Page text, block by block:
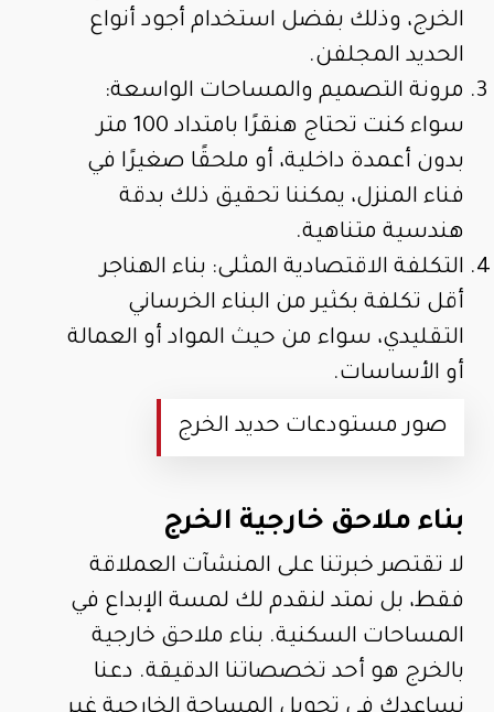
الخرج، وذلك بفضل استخدام أجود أنواع
الحديد المجلفن.
مرونة التصميم والمساحات الواسعة:
سواء كنت تحتاج هنقرًا بامتداد 100 متر
بدون أعمدة داخلية، أو ملحقًا صغيرًا في
فناء المنزل، يمكننا تحقيق ذلك بدقة
هندسية متناهية.
التكلفة الاقتصادية المثلى: بناء الهناجر
أقل تكلفة بكثير من البناء الخرساني
التقليدي، سواء من حيث المواد أو العمالة
أو الأساسات.
صور مستودعات حديد الخرج
بناء ملاحق خارجية الخرج
لا تقتصر خبرتنا على المنشآت العملاقة
فقط، بل نمتد لنقدم لك لمسة الإبداع في
المساحات السكنية. بناء ملاحق خارجية
بالخرج هو أحد تخصصاتنا الدقيقة. دعنا